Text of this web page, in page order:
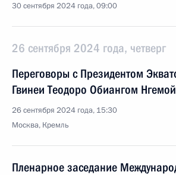
30 сентября 2024 года, 09:00
26 сентября 2024 года, четверг
Переговоры с Президентом
Гвинеи Теодоро Обиангом
26 сентября 2024 года, 15:30
Москва, Кремль
Пленарное заседание